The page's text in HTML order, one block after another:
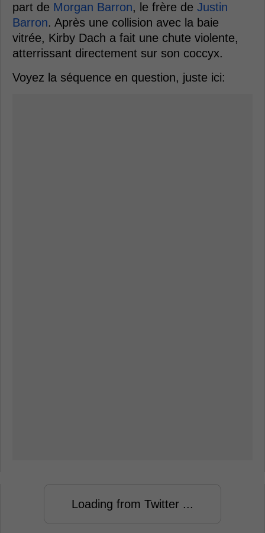
part de Morgan Barron, le frère de Justin
Barron. Après une collision avec la baie
vitrée, Kirby Dach a fait une chute violente,
atterrissant directement sur son coccyx.
Voyez la séquence en question, juste ici:
Loading from Twitter ...